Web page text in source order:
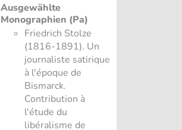
Ausgewählte
Monographien (Pa)
Friedrich Stolze
(1816-1891). Un
journaliste satirique
à l'époque de
Bismarck.
Contribution à
l'étude du
libéralisme de